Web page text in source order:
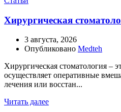
Хирургическая
3 августа, 2026
Опубликовано Medteh
Хирургическая стоматология –
осуществляет оперативные
лечения или восстан...
Читать далее